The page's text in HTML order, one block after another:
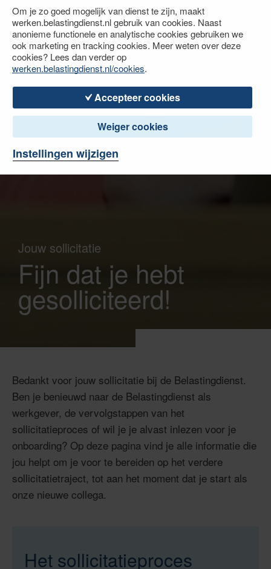
Om je zo goed mogelijk van dienst te zijn, maakt
werken.belastingdienst.nl gebruik van cookies. Naast
anonieme functionele en analytische cookies gebruiken we
ook marketing en tracking cookies. Meer weten over deze
cookies? Lees dan verder op
werken.belastingdienst.nl/cookies.
Accepteer cookies
Weiger cookies
Instellingen wijzigen
Jouw sollicitatie
Fijn dat je hebt
gesolliciteerd!
Bedankt voor jouw sollicitatie bij de Belastingdienst.
Ben je benieuwd naar de Belastingdienst als
werkgever, de vervolgstappen van het
sollicitatieproces of wil je je alvast inlezen voor je
onboarding? Op deze pagina vind je alle informatie die
jou helpt om je voor te bereiden op het verdere
sollicitatietraject, tot aan het moment dat je start als
onze nieuwe collega.
Het sollicitatieproces